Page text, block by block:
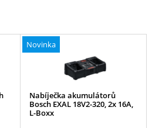
Novinka
Nabíječka akumulátorů
Bosch EXAL 18V2-320, 2x 16A,
L-Boxx